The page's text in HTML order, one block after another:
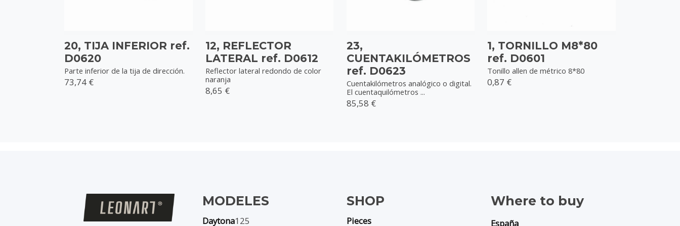
20, TIJA INFERIOR ref.
D0620
Parte inferior de la tija de dirección.
73,74 €
12, REFLECTOR
LATERAL ref. D0612
Reflector lateral redondo de color
naranja
8,65 €
23,
CUENTAKILÓMETROS
ref. D0623
Cuentakilómetros analógico o digital.
El cuentaquilómetros ...
85,58 €
1, TORNILLO M8*80
ref. D0601
Tonillo allen de métrico 8*80
0,87 €
MODELES
Daytona125
SHOP
Pieces
Where to buy
España